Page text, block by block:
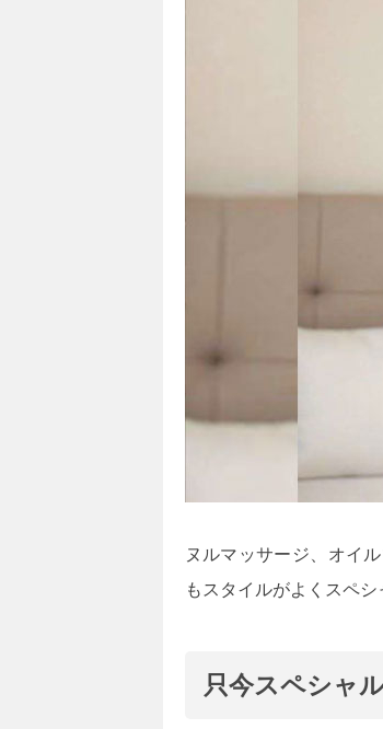
ヌルマッサージ、オイ
もスタイルがよくスペシ
只今スペシャ